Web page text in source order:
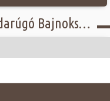
2024-25 Városi Kispályás Labdarúgó Bajnokság - Fordulók - CONOIL csoport